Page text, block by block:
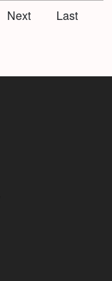
Next
Last